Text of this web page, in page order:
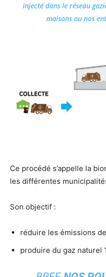
injecté dans le réseau
maisons ou nos
Ce procédé s’appelle la
les différentes
Son objectif :
réduire les émissions
produire du gaz naturel